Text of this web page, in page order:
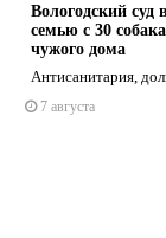
Вологодский суд
семью с 30
чужого дома
Антисанитария,
7 августа